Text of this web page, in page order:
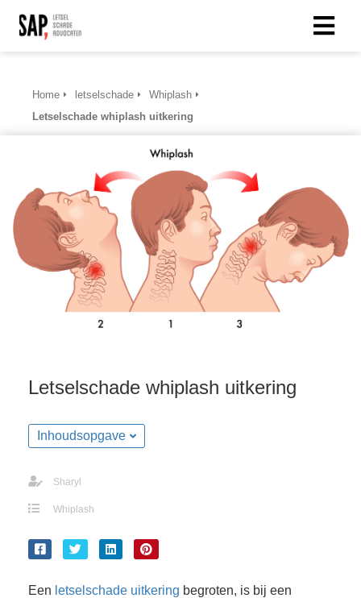
Home letselschade
Whiplash
Letselschade whiplash uitkering
Letselschade whiplash uitkering
Inhoudsopgave
Sharyl
Whiplash
Een letselschade uitkering begroten, is bij een